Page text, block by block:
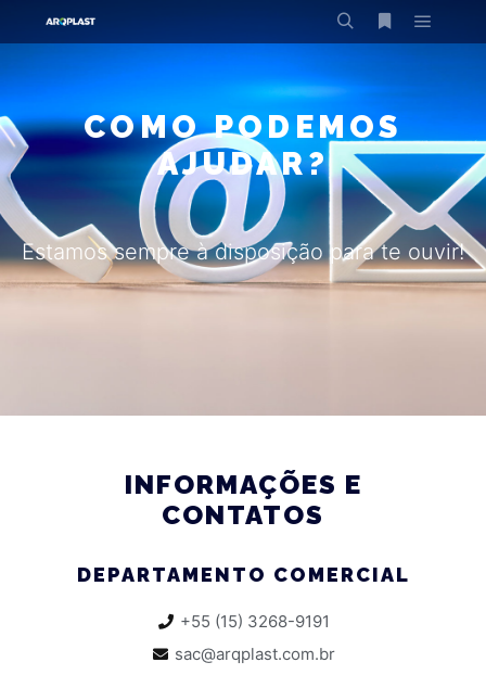
COMO PODEMOS
AJUDAR?
Estamos sempre à disposição para te ouvir!
INFORMAÇÕES E
CONTATOS
DEPARTAMENTO COMERCIAL
+55 (15) 3268-9191
sac@arqplast.com.br